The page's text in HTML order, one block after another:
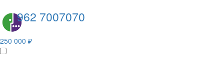
962 7007070
250 000 ₽